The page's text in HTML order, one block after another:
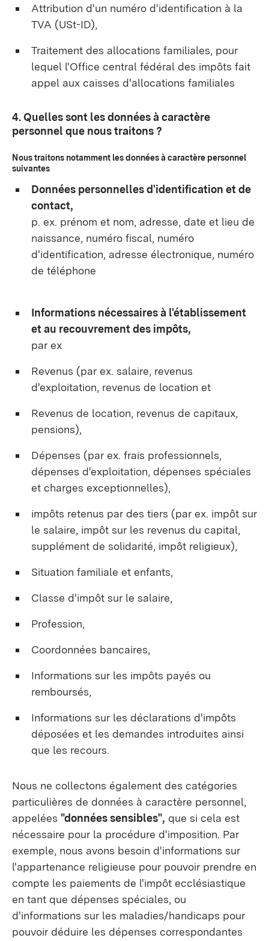
Attribution d'un numéro d'identification à la
TVA (USt-ID),
Traitement des allocations familiales, pour
lequel l'Office central fédéral des impôts fait
appel aux caisses d'allocations familiales
4. Quelles sont les données à caractère
personnel que nous traitons ?
Nous traitons notamment les données à caractère personnel
suivantes
Données personnelles d'identification et de
contact,
p. ex. prénom et nom, adresse, date et lieu de
naissance, numéro fiscal, numéro
d'identification, adresse électronique, numéro
de téléphone
Informations nécessaires à l'établissement
et au recouvrement des impôts,
par ex
Revenus (par ex. salaire, revenus
d'exploitation, revenus de location et
Revenus de location, revenus de capitaux,
pensions),
Dépenses (par ex. frais professionnels,
dépenses d'exploitation, dépenses spéciales
et charges exceptionnelles),
impôts retenus par des tiers (par ex. impôt sur
le salaire, impôt sur les revenus du capital,
supplément de solidarité, impôt religieux),
Situation familiale et enfants,
Classe d'impôt sur le salaire,
Profession,
Coordonnées bancaires,
Informations sur les impôts payés ou
remboursés,
Informations sur les déclarations d'impôts
déposées et les demandes introduites ainsi
que les recours.
Nous ne collectons également des catégories
particulières de données à caractère personnel,
appelées "données sensibles", que si cela est
nécessaire pour la procédure d'imposition. Par
exemple, nous avons besoin d'informations sur
l'appartenance religieuse pour pouvoir prendre en
compte les paiements de l'impôt ecclésiastique
en tant que dépenses spéciales, ou
d'informations sur les maladies/handicaps pour
pouvoir déduire les dépenses correspondantes